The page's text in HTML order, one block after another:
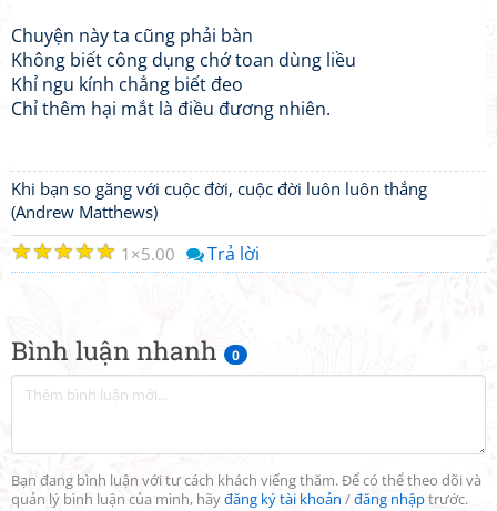
Bình luận nhanh 0
Bạn đang bình luận với tư cách khách viếng thăm. Để có thể theo dõi và
quản lý bình luận của mình, hãyđăng ký tài khoản /đăng nhậptrước.
Chuyện này ta cũng phải bàn
Không biết công dụng chớ toan dùng liều
Khỉ ngu kính chẳng biết đeo
Chỉ thêm hại mắt là điều đương nhiên.
Khi bạn so găng với cuộc đời, cuộc đời luôn luôn thắng
(Andrew Matthews)
☆
☆
☆
☆
☆ 1 5.00 Trả lời